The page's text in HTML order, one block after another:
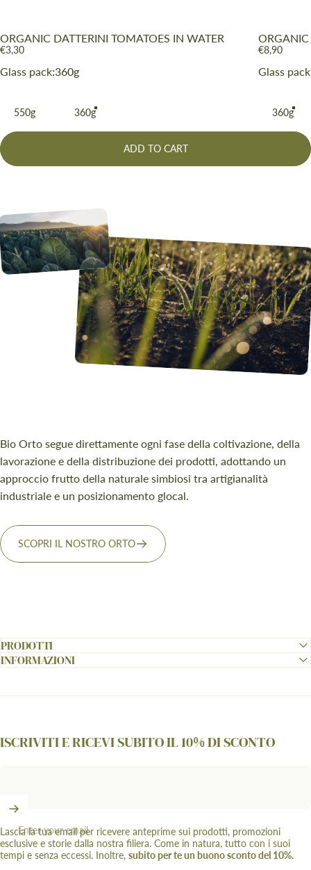
ORGANIC DATTERINI TOMATOES IN WATER
€3,30
Glass pack
Glass pack:360g
550g 360g
€8,90
Glass pack
Glass
360g
ADD TO CART
Bio Orto segue direttamente ogni fase della coltivazione, della
lavorazione e della distribuzione dei prodotti, adottando un
approccio frutto della naturale simbiosi tra artigianalità
industriale e un posizionamento glocal.
SCOPRI IL NOSTRO ORTO
PRODOTTI
INFORMAZIONI
ISCRIVITI E RICEVI SUBITO IL 10% DI SCONTO
Enter your email
Lascia la tua email per ricevere anteprime sui prodotti, promozioni
esclusive e storie dalla nostra filiera. Come in natura, tutto con i suoi
tempi e senza eccessi. Inoltre, subito per te un buono sconto del 10%.